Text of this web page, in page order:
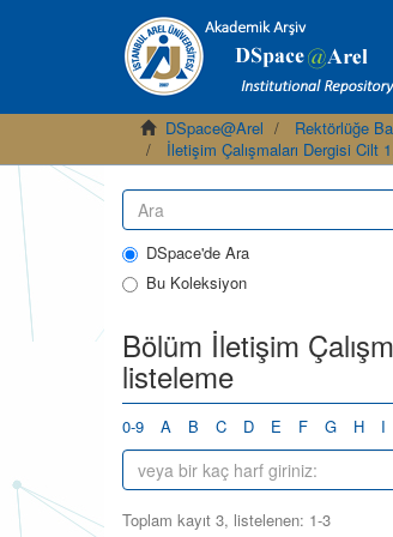
DSpace@Arel Rektörlüğe
İletişim Çalışmaları Dergisi Cilt
DSpace'de Ara
Bu Koleksiyon
Bölüm İletişim
listeleme
0-9 A B C D E F G H I
Toplam kayıt 3, listelenen: 1-3